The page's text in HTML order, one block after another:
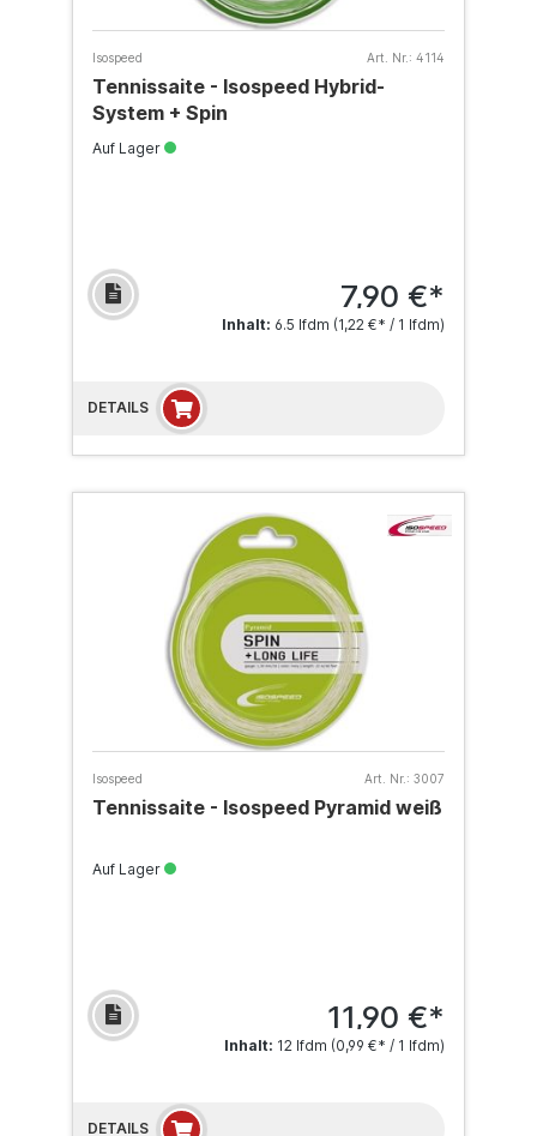
Isospeed Art. Nr.: 4114
Tennissaite - Isospeed Hybrid-
System + Spin
Auf Lager
7,90 €*
Inhalt: 6.5 lfdm (1,22 €* / 1 lfdm)
DETAILS
Isospeed Art. Nr.: 3007
Tennissaite - Isospeed Pyramid weiß
Auf Lager
11,90 €*
Inhalt: 12 lfdm (0,99 €* / 1 lfdm)
DETAILS